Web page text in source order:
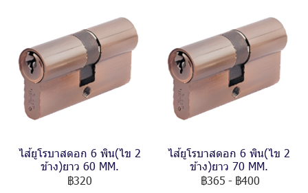
ไส้ยูโรบาสดอก 6 พิน(ไข 2
ข้าง)ยาว 60 MM.
฿320
ไส้ยูโรบาสดอก 6 พิน(ไข 2
ข้าง)ยาว 70 MM.
฿365 - ฿400